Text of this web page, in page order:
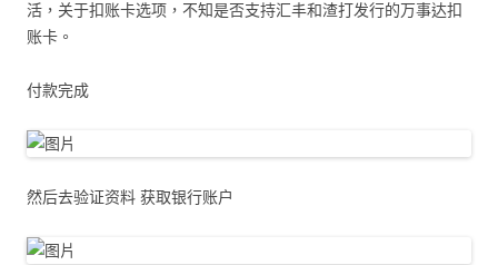
活，关于扣账卡选项，不知是否支持汇丰和渣打发行的万事达扣
账卡。
付款完成
然后去验证资料 获取银行账户